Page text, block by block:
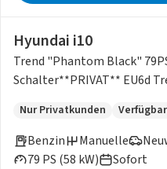
Hyundai i10
Trend "Phantom Black"
Schalter**PRIVAT** EU6d
Nur Privatkunden
Benzin
79 PS (58 kW)
Manuelle
Sofort